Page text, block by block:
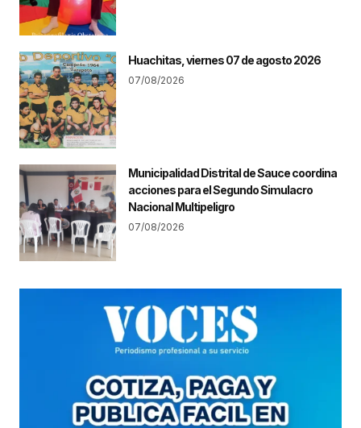
Huachitas, viernes 07 de agosto 2026
07/08/2026
Municipalidad Distrital de Sauce coordina
acciones para el Segundo Simulacro
Nacional Multipeligro
07/08/2026